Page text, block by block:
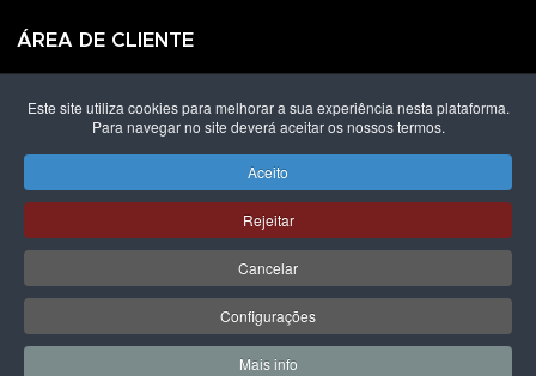
ÁREA DE CLIENTE
Criar uma Conta
Direitos de autor © 2026 Grupo Lpoint® Footwear & Co.. Todos os
direitos reservados.
ICON-
MBWAY
ICON-
VISA-
SOLO
ICON-
MASTERCARD-
Este site utiliza cookies para melhorar a sua experiência nesta plataforma.
Para navegar no site deverá aceitar os nossos termos.
Aceito
Rejeitar
Cancelar
Configurações
Mais info